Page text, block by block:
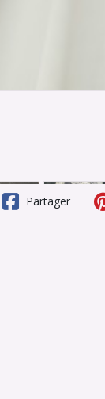
Partager